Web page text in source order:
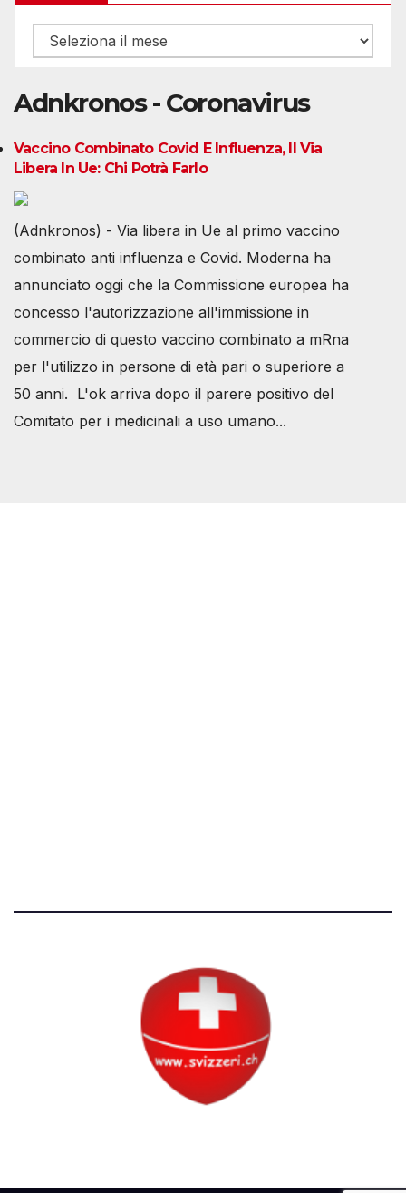
Archivio
Adnkronos - Coronavirus
Vaccino Combinato Covid E Influenza, Il Via
Libera In Ue: Chi Potrà Farlo
(Adnkronos) - Via libera in Ue al primo vaccino
combinato anti influenza e Covid. Moderna ha
annunciato oggi che la Commissione europea ha
concesso l'autorizzazione all'immissione in
commercio di questo vaccino combinato a mRna
per l'utilizzo in persone di età pari o superiore a
50 anni. L'ok arriva dopo il parere positivo del
Comitato per i medicinali a uso umano...